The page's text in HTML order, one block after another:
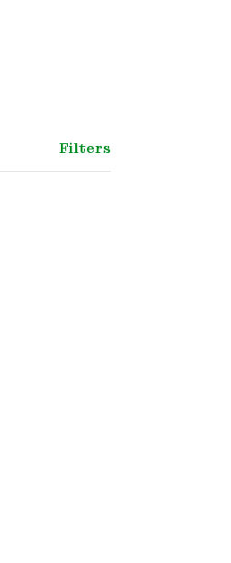
Filters